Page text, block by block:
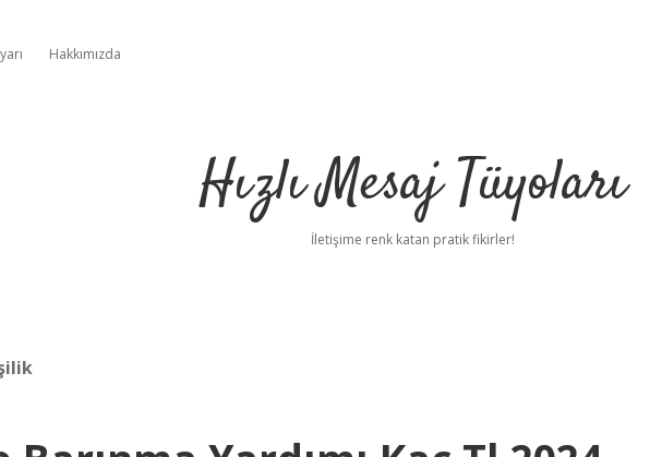
Hakkımızda
Hızlı Mesaj Tüyoları
İletişime renk katan pratik fikirler!